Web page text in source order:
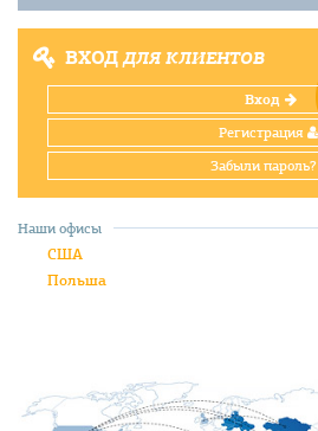
ВХОДДЛЯ КЛИЕНТОВ
Вход
Регистрация
Забыли пароль?
Наши офисы
США
Польша